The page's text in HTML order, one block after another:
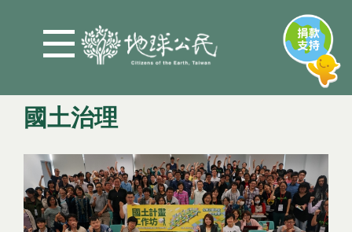
國土治理
您在這裡